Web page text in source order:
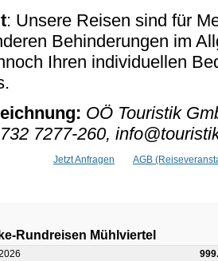
: Unsere Reisen sind für
Behinderungen im
Ihren individuellen
OÖ Touristik
7277-260,
Jetzt Anfragen AGB
Rundreisen Mühlviertel